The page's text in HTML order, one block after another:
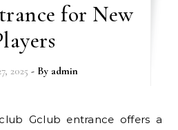
for New
2025 - By admin